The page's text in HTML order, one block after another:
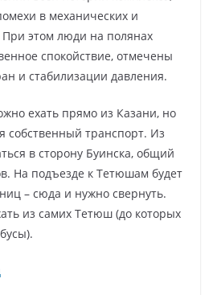
в механических и
этом люди на полянах
спокойствие, отмечены
и стабилизации давления.
ехать прямо из Казани, но
собственный транспорт. Из
в сторону Буинска, общий
На подъезде к Тетюшам будет
– сюда и нужно свернуть.
из самих Тетюш (до которых